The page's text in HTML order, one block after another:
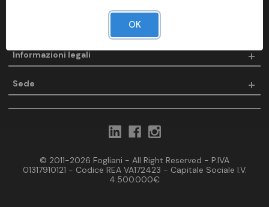
Informazioni legali
Sede
© 2011-2026 Fogliani - All Right Reserved - P.IVA
01317910121 - Codice REA VA172423 - Capitale Sociale I.V.
4.500.000€
OK